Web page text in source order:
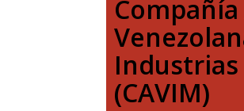
(CAVIM)